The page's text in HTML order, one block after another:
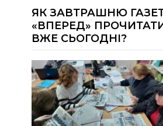
14 лип
Гощанщині: коли
єднають громади
10 лип
17:18
10 лип
Морські мушлі в
макраме
ЯК ЗАВТРАШНЮ
«ВПЕРЕД»
ВЖЕ СЬОГОДНІ?